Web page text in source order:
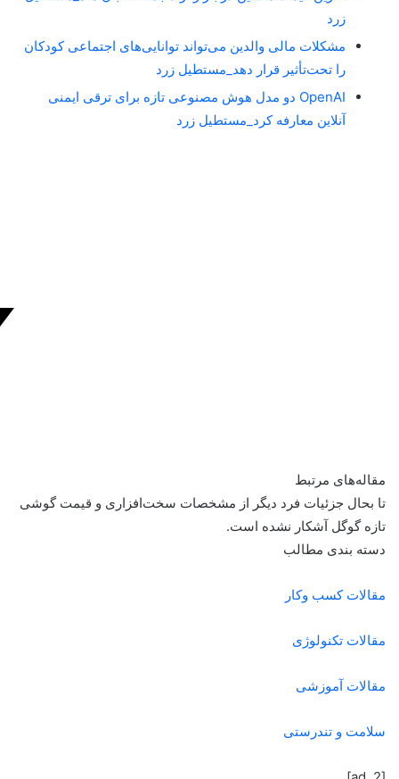
زرد
مشکلات مالی والدین می‌تواند توانایی‌های اجتماعی کودکان
را تحت‌تأثیر قرار دهد_مستطیل زرد
OpenAI دو مدل هوش مصنوعی تازه برای ترقی ایمنی
آنلاین معارفه کرد_مستطیل زرد
مقاله‌های مرتبط
تا بحال جزئیات فرد دیگر از مشخصات سخت‌افزاری و قیمت گوشی
تازه گوگل آشکار نشده است.
دسته بندی مطالب
مقالات کسب وکار
مقالات تکنولوژی
مقالات آموزشی
سلامت و تندرستی